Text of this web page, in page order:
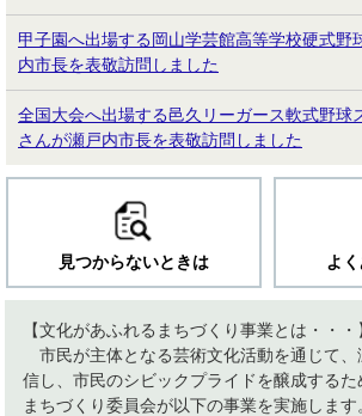
甲子園へ出場する岡山学芸館高等学校硬式野
内市長を表敬訪問しました
全国大会へ出場する邑久リーガース軟式野球
さんが瀬戸内市長を表敬訪問しました
見つからないときは よ
【文化があふれるまちづくり事業とは・・・
市民が主体となる芸術文化活動を通じて、
信し、市民のシビックプライドを醸成する
まちづくり委員会が以下の事業を実施します